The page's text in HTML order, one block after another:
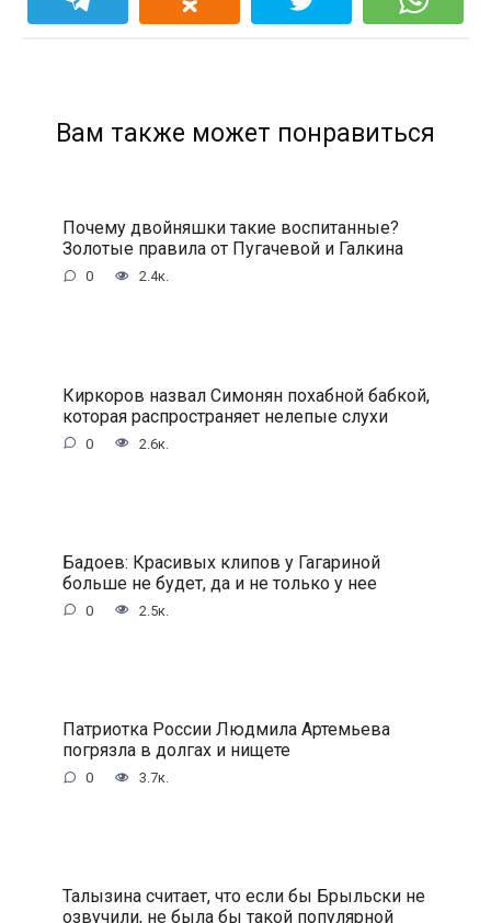
Вам также может понравиться
Почему двойняшки такие воспитанные?
Золотые правила от Пугачевой и Галкина
0 2.4к.
Киркоров назвал Симонян похабной бабкой,
которая распространяет нелепые слухи
0 2.6к.
Бадоев: Красивых клипов у Гагариной
больше не будет, да и не только у нее
0 2.5к.
Патриотка России Людмила Артемьева
погрязла в долгах и нищете
0 3.7к.
Талызина считает, что если бы Брыльски не
озвучили, не была бы такой популярной